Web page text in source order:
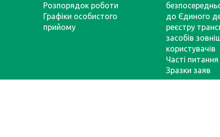
Розпорядок роботи
Графіки особистого
прийому
до Єдиного
реєстру
засобів
користувачів
Часті питання
Зразки заяв